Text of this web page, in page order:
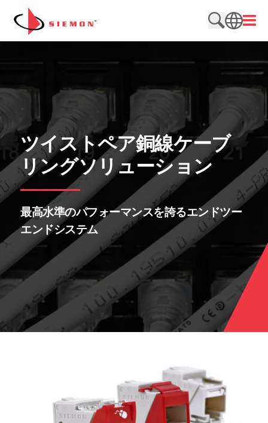
内容をスキップ
検索サイト
メニ
SEARCH
ツイストペア銅線ケーブ
リングソリューション
最高水準のパフォーマンスを誇るエンドツー
エンドシステム